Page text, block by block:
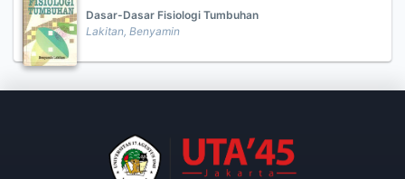
Dasar-Dasar Fisiologi Tumbuhan
Lakitan, Benyamin